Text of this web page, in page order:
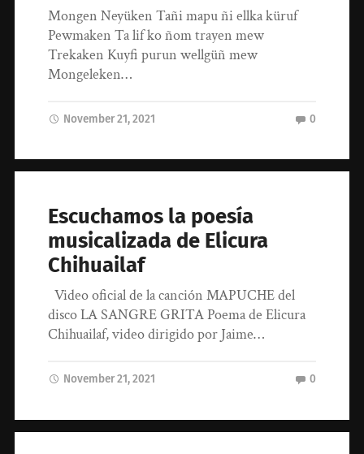
Mongen Neyüken Tañi mapu ñi ellka küruf
Pewmaken Ta lif ko ñom trayen mew
Trekaken Kuyfi purun wellgüñ mew
Mongeleken…
November 21, 2021 0
Escuchamos la poesía
musicalizada de Elicura
Chihuailaf
Video oficial de la canción MAPUCHE del
disco LA SANGRE GRITA Poema de Elicura
Chihuailaf, video dirigido por Jaime…
November 21, 2021 0